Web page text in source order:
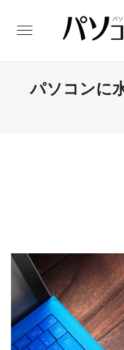
パソコンに